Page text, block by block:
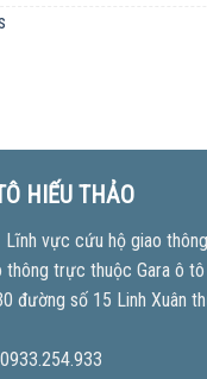
HIẾU THẢO
vực cứu hộ giao
thông trực thuộc Gara ô
đường số 15 Linh Xuân